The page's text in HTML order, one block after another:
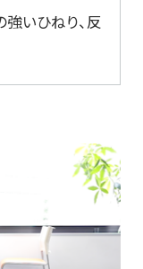
いひねり、反